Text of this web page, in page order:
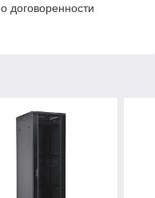
договоренности